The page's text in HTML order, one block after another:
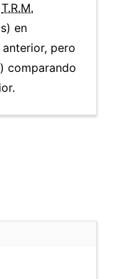
T.R.M.
en
pero
comparando